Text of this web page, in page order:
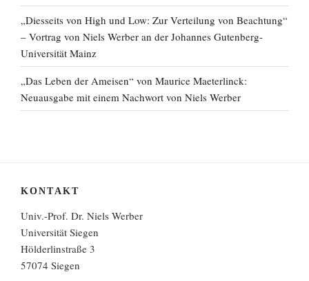
„Diesseits von High und Low: Zur Verteilung von Beachtung“
– Vortrag von Niels Werber an der Johannes Gutenberg-
Universität Mainz
„Das Leben der Ameisen“ von Maurice Maeterlinck:
Neuausgabe mit einem Nachwort von Niels Werber
KONTAKT
Univ.-Prof. Dr. Niels Werber
Universität Siegen
Hölderlinstraße 3
57074 Siegen